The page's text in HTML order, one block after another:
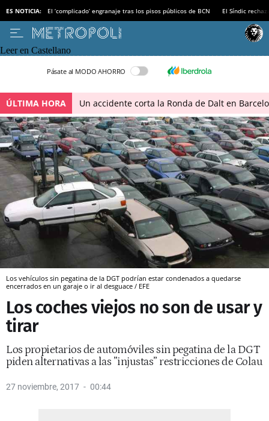
ES NOTICIA: El ‘complicado’ engranaje tras los pisos públicos de BCN El Síndic
Leer en Castellano
Pásate al MODO AHORRO
ÚLTIMA HORA Un accidente corta la Ronda de Dalt en
Los vehículos sin pegatina de la DGT podrían estar condenados a quedarse
encerrados en un garaje o ir al desguace / EFE
Los coches viejos no son de usar y
tirar
Los propietarios de automóviles sin pegatina de la DGT
piden alternativas a las ”injustas” restricciones de Colau
27 noviembre, 2017 00:44